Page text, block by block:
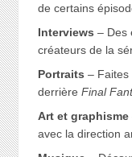
de certains
Interviews – Des
créateurs de la
Portraits – Faites
derrière Final
Art et graphisme
avec la direction